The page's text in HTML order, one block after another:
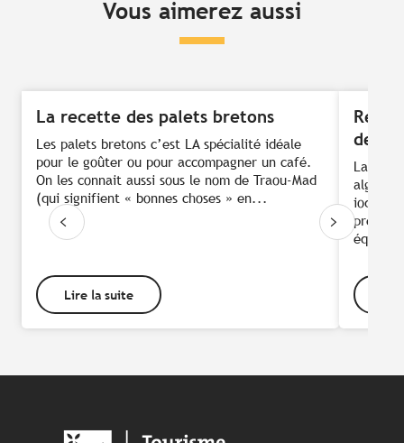
Vous aimerez aussi
La recette des palets bretons
Les palets bretons c’est LA spécialité idéale
pour le goûter ou pour accompagner un café.
On les connait aussi sous le nom de Traou-Mad
(qui signifient « bonnes choses » en...
Lire la suite
de
algues
iodée à